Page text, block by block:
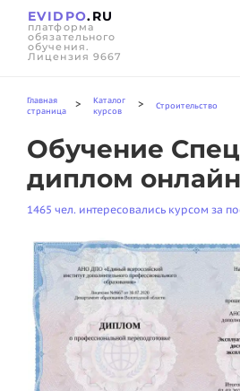
EVIDPO.RU
платформа
обязательного
обучения.
Лицензия 9667
Главная
страница
>
Каталог
курсов
> Строительство
Обучение
диплом онлайн
1465 чел. интересовались курсом за